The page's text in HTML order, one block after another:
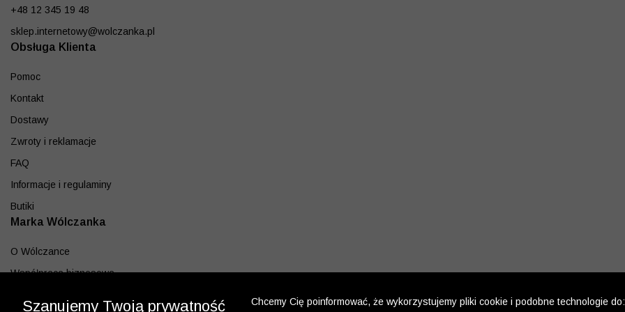
+48 12 345 19 48
sklep.internetowy@wolczanka.pl
Obsługa Klienta
Pomoc
Kontakt
Dostawy
Zwroty i reklamacje
FAQ
Informacje i regulaminy
Butiki
Marka Wólczanka
O Wólczance
Współpraca biznesowa
Szanujemy Twoją prywatność
Chcemy Cię poinformować, że wykorzystujemy pliki cookie i podobne technologie do: